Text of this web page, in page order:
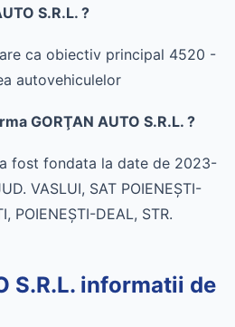
S.R.L. ?
are ca obiectiv principal 4520 -
autovehiculelor
GORŢAN AUTO S.R.L. ?
a fost fondata la date de 2023-
VASLUI, SAT POIENEŞTI-
POIENEŞTI-DEAL, STR.
S.R.L. informatii de